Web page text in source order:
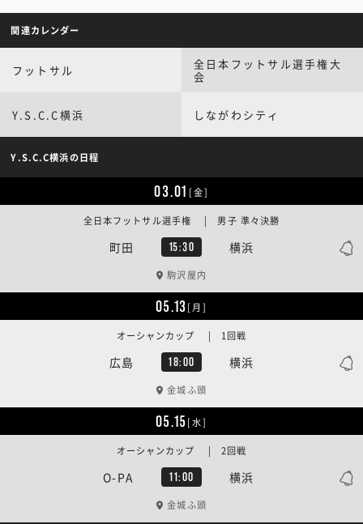
関連カレンダー
フットサル
全日本フットサル選手権大
会
Y.S.C.C横浜 しながわシティ
Y.S.C.C横浜の日程
03.01 [金]
町田 15:30 横浜
全日本フットサル選手権 | 男子 準々決勝
駒沢屋内
05.13[月]
広島 18:00 横浜
オーシャンカップ | 1回戦
金城ふ頭
05.15[水]
O-PA 11:00 横浜
オーシャンカップ | 2回戦
金城ふ頭